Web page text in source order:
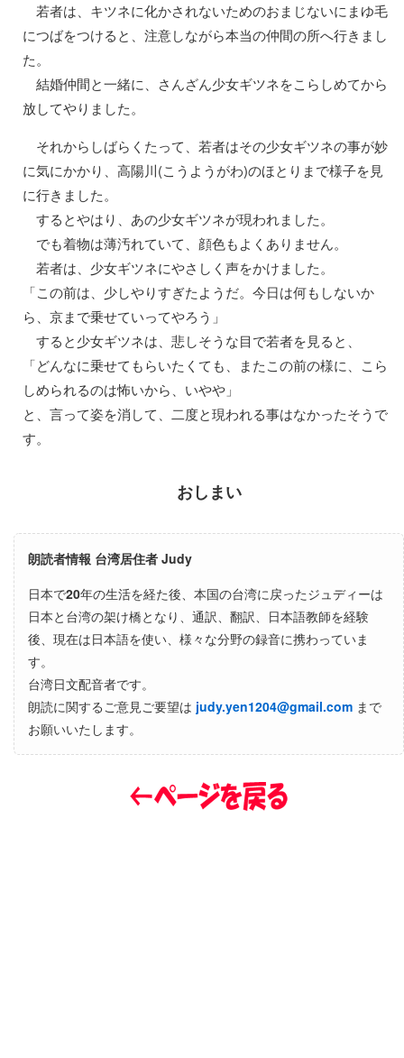
若者は、キツネに化かされないためのおまじないにまゆ毛
につばをつけると、注意しながら本当の仲間の所へ行きまし
た。
結婚仲間と一緒に、さんざん少女ギツネをこらしめてから
放してやりました。
それからしばらくたって、若者はその少女ギツネの事が妙
に気にかかり、高陽川(こうようがわ)のほとりまで様子を見
に行きました。
するとやはり、あの少女ギツネが現われました。
でも着物は薄汚れていて、顔色もよくありません。
若者は、少女ギツネにやさしく声をかけました。
「この前は、少しやりすぎたようだ。今日は何もしないか
ら、京まで乗せていってやろう」
すると少女ギツネは、悲しそうな目で若者を見ると、
「どんなに乗せてもらいたくても、またこの前の様に、こら
しめられるのは怖いから、いやや」
と、言って姿を消して、二度と現われる事はなかったそうで
す。
おしまい
朗読者情報 台湾居住者 Judy
日本で20年の生活を経た後、本国の台湾に戻ったジュディーは
日本と台湾の架け橋となり、通訳、翻訳、日本語教師を経験
後、現在は日本語を使い、様々な分野の録音に携わっていま
す。
台湾日文配音者です。
朗読に関するご意見ご要望は judy.yen1204@gmail.com まで
お願いいたします。